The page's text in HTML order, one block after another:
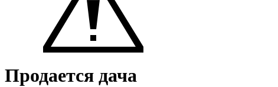
Продается дача